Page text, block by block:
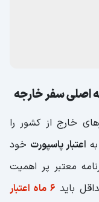
اصلی سفر خارجه
خارج از کشور را
اعتبار پاسپورت خود
معتبر پر اهمیت
باید 6 ماه اعتبار